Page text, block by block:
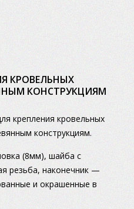
КРОВЕЛЬНЫХ
КОНСТРУКЦИЯМ
крепления кровельных
конструкциям.
(8мм), шайба с
резьба, наконечник —
и окрашенные в